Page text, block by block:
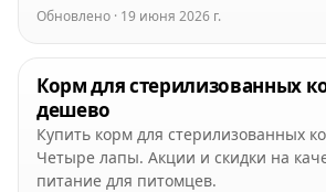
Обновлено · 19 июня 2026 г.
Корм для стерилизованных
дешево
Купить корм для стерилизованных
Четыре лапы. Акции и скидки на
питание для питомцев.